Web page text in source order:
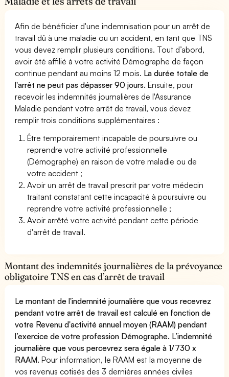
Afin de bénéficier d'une indemnisation pour un arrêt de
travail dû à une maladie ou un accident, en tant que TNS
vous devez remplir plusieurs conditions. Tout d’abord,
avoir été affilié à votre activité Démographe de façon
continue pendant au moins 12 mois. La durée totale de
l'arrêt ne peut pas dépasser 90 jours. Ensuite, pour
recevoir les indemnités journalières de l'Assurance
Maladie pendant votre arrêt de travail, vous devez
remplir trois conditions supplémentaires :
Être temporairement incapable de poursuivre ou
reprendre votre activité professionnelle
(Démographe) en raison de votre maladie ou de
votre accident ;
Avoir un arrêt de travail prescrit par votre médecin
traitant constatant cette incapacité à poursuivre ou
reprendre votre activité professionnelle ;
Avoir arrêté votre activité pendant cette période
d'arrêt de travail.
Montant des indemnités journalières de la prévoyance
obligatoire TNS en cas d’arrêt de travail
Le montant de l'indemnité journalière que vous recevrez
pendant votre arrêt de travail est calculé en fonction de
votre Revenu d'activité annuel moyen (RAAM) pendant
l’exercice de votre profession Démographe. L’indemnité
journalière que vous percevrez sera égale à 1/730 x
RAAM. Pour information, le RAAM est la moyenne de
vos revenus cotisés des 3 dernières années civiles